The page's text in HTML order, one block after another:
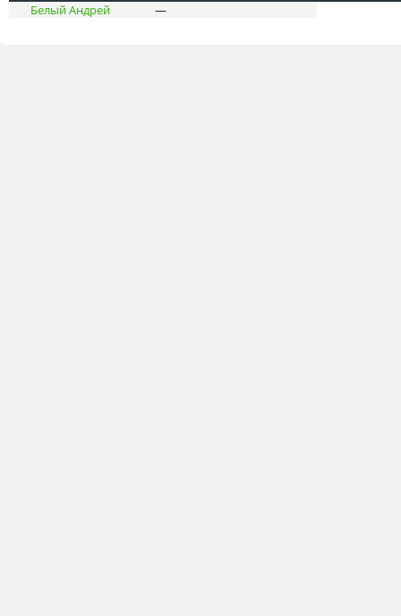
Белый Андрей
—